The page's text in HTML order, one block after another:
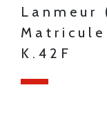
Lanmeur
Matricule
K.42F